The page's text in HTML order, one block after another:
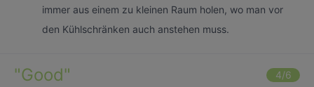
immer aus einem zu kleinen Raum holen, wo man vor
den Kühlschränken auch anstehen muss.
"Good" 4/6